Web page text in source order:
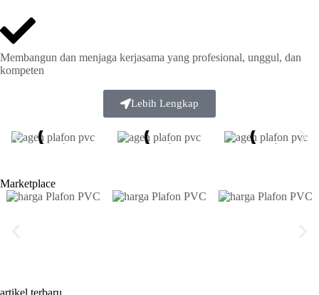
Membangun dan menjaga kerjasama yang profesional, unggul, dan
kompeten
Lebih Lengkap
Marketplace
artikel terbaru